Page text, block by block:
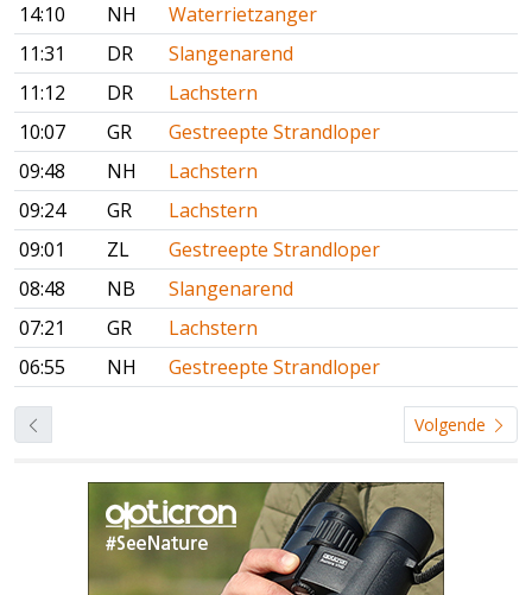
14:10
NH
Waterrietzanger
11:31
DR
Slangenarend
11:12
DR
Lachstern
10:07
GR
Gestreepte Strandloper
09:48
NH
Lachstern
09:24
GR
Lachstern
09:01
ZL
Gestreepte Strandloper
08:48
NB
Slangenarend
07:21
GR
Lachstern
06:55
NH Gestreepte Strandloper
Volgende